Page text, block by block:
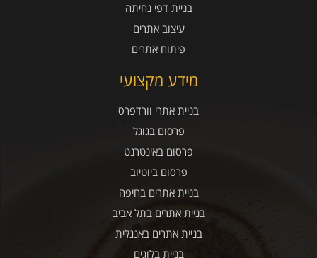
בניית דפי נחיתה
עיצוב אתרים
פיתוח אתרים
מידע מקצועי
בניית אתרי וורדפרס
פרסום בגוגל
פרסום באינטרנט
פרסום ביוטיוב
בניית אתרים בחיפה
בניית אתרים בתל אביב
בניית אתרים באנגלית
בניית בלוגים